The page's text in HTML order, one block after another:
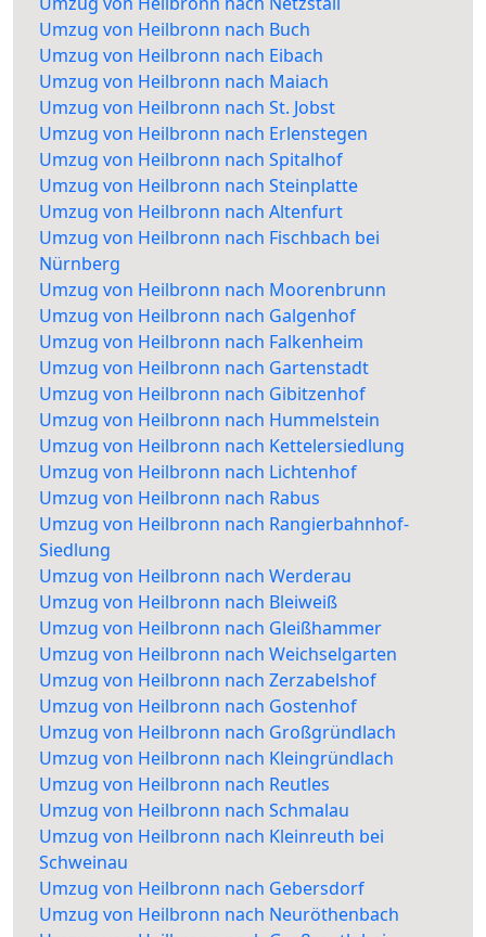
Umzug von Heilbronn nach Buch
Umzug von Heilbronn nach Eibach
Umzug von Heilbronn nach Maiach
Umzug von Heilbronn nach St. Jobst
Umzug von Heilbronn nach Erlenstegen
Umzug von Heilbronn nach Spitalhof
Umzug von Heilbronn nach Steinplatte
Umzug von Heilbronn nach Altenfurt
Umzug von Heilbronn nach Fischbach bei
Nürnberg
Umzug von Heilbronn nach Moorenbrunn
Umzug von Heilbronn nach Galgenhof
Umzug von Heilbronn nach Falkenheim
Umzug von Heilbronn nach Gartenstadt
Umzug von Heilbronn nach Gibitzenhof
Umzug von Heilbronn nach Hummelstein
Umzug von Heilbronn nach Kettelersiedlung
Umzug von Heilbronn nach Lichtenhof
Umzug von Heilbronn nach Rabus
Umzug von Heilbronn nach Rangierbahnhof-
Siedlung
Umzug von Heilbronn nach Werderau
Umzug von Heilbronn nach Bleiweiß
Umzug von Heilbronn nach Gleißhammer
Umzug von Heilbronn nach Weichselgarten
Umzug von Heilbronn nach Zerzabelshof
Umzug von Heilbronn nach Gostenhof
Umzug von Heilbronn nach Großgründlach
Umzug von Heilbronn nach Kleingründlach
Umzug von Heilbronn nach Reutles
Umzug von Heilbronn nach Schmalau
Umzug von Heilbronn nach Kleinreuth bei
Schweinau
Umzug von Heilbronn nach Gebersdorf
Umzug von Heilbronn nach Neuröthenbach